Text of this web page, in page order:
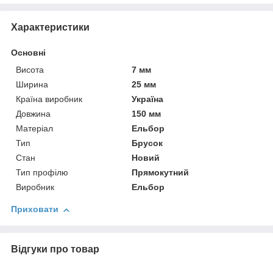
Характеристики
Основні
Висота
7 мм
Ширина
25 мм
Країна виробник
Україна
Довжина
150 мм
Матеріал
Ельбор
Тип
Брусок
Стан
Новий
Тип профілю
Прямокутний
Виробник
Ельбор
Приховати
Відгуки про товар